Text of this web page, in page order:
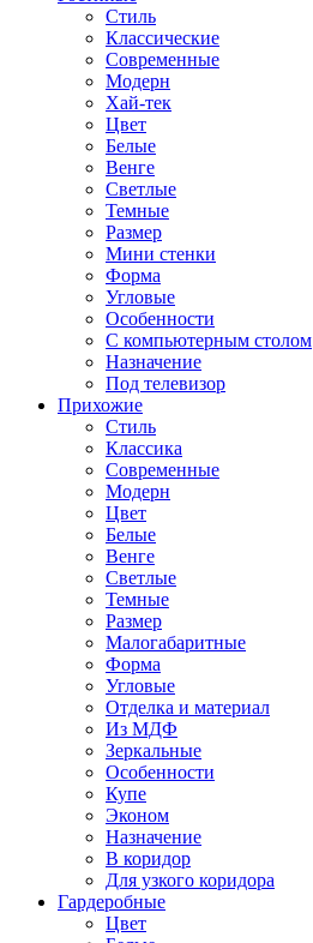
Стиль
Классические
Современные
Модерн
Хай-тек
Цвет
Белые
Венге
Светлые
Темные
Размер
Мини стенки
Форма
Угловые
Особенности
С компьютерным столом
Назначение
Под телевизор
Прихожие
Стиль
Классика
Современные
Модерн
Цвет
Белые
Венге
Светлые
Темные
Размер
Малогабаритные
Форма
Угловые
Отделка и материал
Из МДФ
Зеркальные
Особенности
Купе
Эконом
Назначение
В коридор
Для узкого коридора
Гардеробные
Цвет